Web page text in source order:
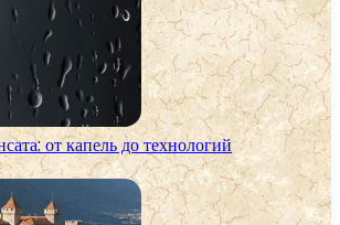
от капель до технологий